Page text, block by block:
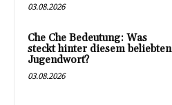
03.08.2026
Che Che Bedeutung: Was
steckt hinter diesem beliebten
Jugendwort?
03.08.2026